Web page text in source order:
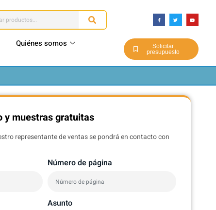
Quiénes somos
Solicitar
presupuesto
y muestras gratuitas
representante de ventas se pondrá en contacto con
Número de página
Asunto